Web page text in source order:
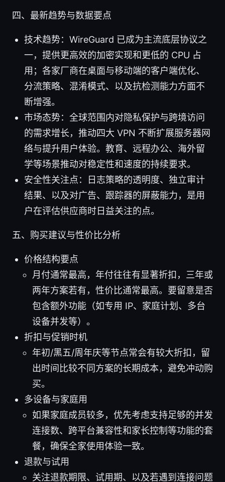
四、最新趋势与数据要点
技术趋势：WireGuard 已成为主流底层协议之
一，提供更高效的加密实现和更低的 CPU 占
用；各家厂商在桌面与移动端的客户端优化、
分流策略、混淆模式、以及抗检测能力方面不
断增强。
市场态势：全球范围内对隐私保护与跨境访问
的需求增长，推动四大 VPN 不断扩展服务器网
络与提升用户体验。教育、远程办公、海外留
学等场景推动对稳定性和速度的持续要求。
安全性关注点：日志策略的透明度、独立审计
结果、以及对广告、跟踪器的屏蔽能力，是用
户在评估供应商时日益关注的点。
五、购买建议与性价比分析
价格结构要点
月付通常最高，年付往往有显著折扣，三年或
两年方案若有，性价比通常最高。要留意是否
包含额外功能（如专用 IP、家庭计划、多台
设备并发等）。
折扣与促销时机
年初/黑五/周年庆等节点常会有较大折扣，留
出时间比较不同方案的长期成本，避免冲动购
买。
多设备与家庭用
如果家庭成员较多，优先考虑支持足够的并发
连接数、跨平台兼容性和家长控制等功能的套
餐，确保全家使用体验一致。
退款与试用
关注退款期限、试用期、以及若遇到连接问题